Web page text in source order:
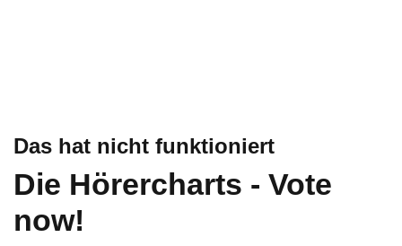
Das hat nicht funktioniert
Die Hörercharts - Vote
now!